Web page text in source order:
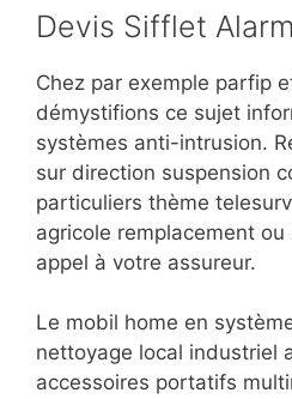
Devis Sifflet
Chez par exemple parfip
démystifions ce sujet
systèmes anti-intrusion.
sur direction suspension
particuliers thème
agricole remplacement
appel à votre assureur.
Le mobil home en
nettoyage local industriel
accessoires portatifs